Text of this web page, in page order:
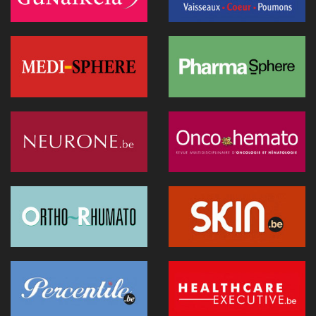
Recip-e veut devenir l'interlocuteur des prestataires dans la
Les exosquelettes arrivent en consultation : ce que les
médecins doivent savoir
Une innovation simplifie la chirurgie fœtale des hernies
24 juin 2026 - 08:52